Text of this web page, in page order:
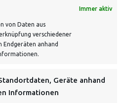
Immer aktiv
von Daten aus
verschiedener
anhand
Geräte anhand
Informationen